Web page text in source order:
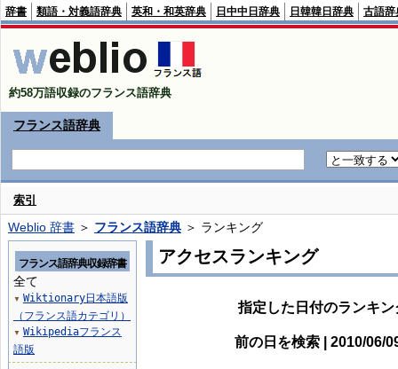
辞書 類語・対義語辞典 英和・和英辞典 日中中日辞典 日韓韓日辞典 古語辞
約58万語収録のフランス語辞典
フランス語辞典
索引
Weblio 辞書 ＞ フランス語辞典 ＞ ランキング
アクセスランキング
指定した日付のランキ
前の日を検索 | 2010/06/
フランス語辞典収録辞書
全て
▼ Wiktionary日本語版
（フランス語カテゴリ）
▼ Wikipediaフランス
語版